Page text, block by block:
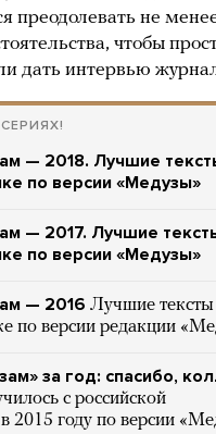
преодолевать не
чтобы
дать интервью
— 2018. Лучшие
по версии «Медузы»
— 2017. Лучшие
по версии «Медузы»
— 2016 Лучшие тексты
по версии редакции
за год: спасибо,
с российской
2015 году по версии